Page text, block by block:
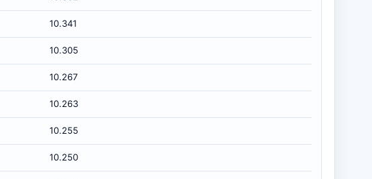
10.341
10.305
10.267
10.263
10.255
10.250